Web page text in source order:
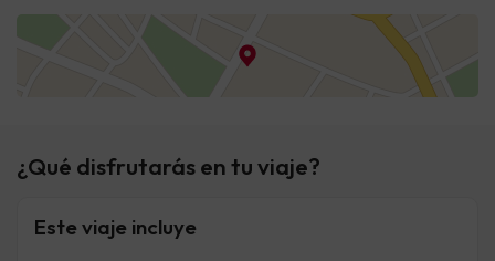
¿Qué disfrutarás en tu viaje?
Este viaje incluye